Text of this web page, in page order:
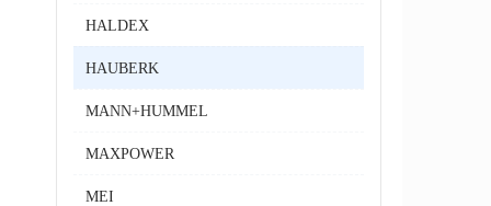
HALDEX
HAUBERK
MANN+HUMMEL
MAXPOWER
MEI